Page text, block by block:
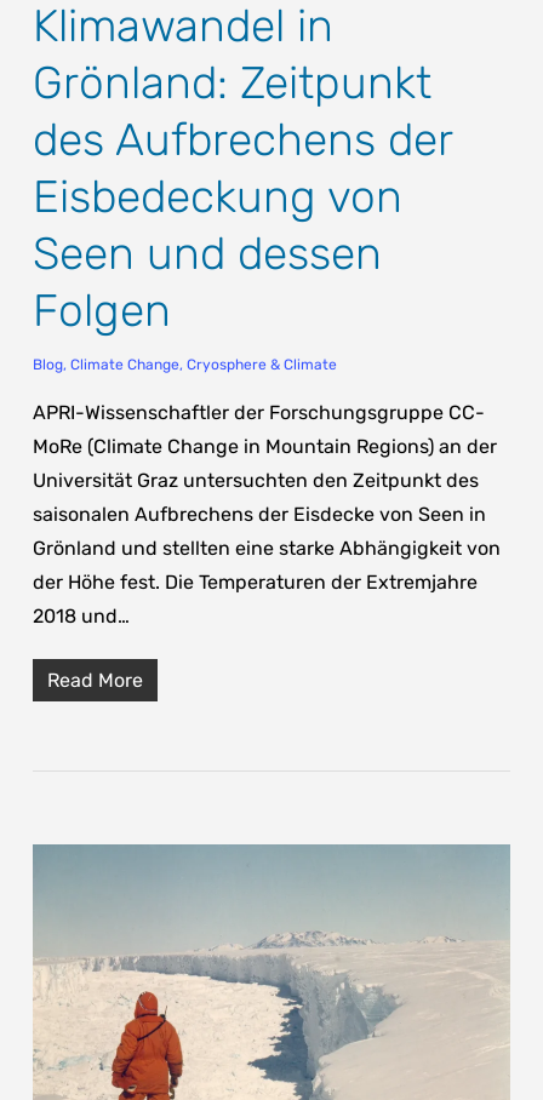
Klimawandel in
Grönland: Zeitpunkt
des Aufbrechens der
Eisbedeckung von
Seen und dessen
Folgen
Blog, Climate Change, Cryosphere & Climate
APRI-Wissenschaftler der Forschungsgruppe CC-
MoRe (Climate Change in Mountain Regions) an der
Universität Graz untersuchten den Zeitpunkt des
saisonalen Aufbrechens der Eisdecke von Seen in
Grönland und stellten eine starke Abhängigkeit von
der Höhe fest. Die Temperaturen der Extremjahre
2018 und…
Read More